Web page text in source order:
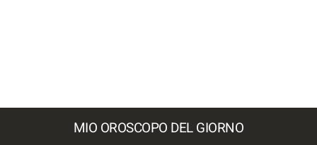
MIO OROSCOPO DEL GIORNO